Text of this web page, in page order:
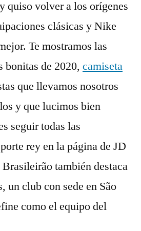
quiso volver a los orígenes
clásicas y Nike
Te mostramos las
bonitas de 2020, camiseta
que llevamos nosotros
y que lucimos bien
seguir todas las
rey en la página de JD
también destaca
un club con sede en São
como el equipo del